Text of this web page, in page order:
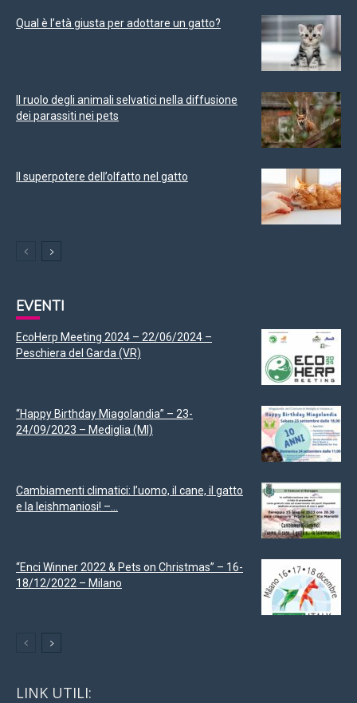
Qual è l’età giusta per adottare un gatto?
Il ruolo degli animali selvatici nella diffusione
dei parassiti nei pets
Il superpotere dell’olfatto nel gatto
EVENTI
EcoHerp Meeting 2024 – 22/06/2024 –
Peschiera del Garda (VR)
“Happy Birthday Miagolandia” – 23-
24/09/2023 – Mediglia (MI)
Cambiamenti climatici: l’uomo, il cane, il gatto
e la leishmaniosi! –...
“Enci Winner 2022 & Pets on Christmas” – 16-
18/12/2022 – Milano
LINK UTILI: